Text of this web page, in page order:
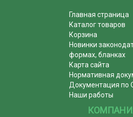
Главная страница
Каталог товаров
Корзина
Новинки
формах, бланках
Карта сайта
Нормативная
Документация по
Наши работы